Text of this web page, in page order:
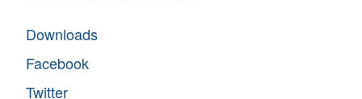
Downloads
Facebook
Twitter